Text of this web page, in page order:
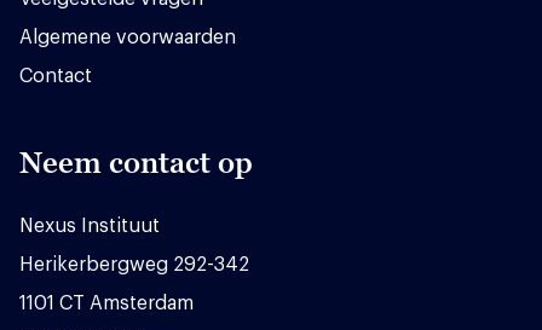
Algemene voorwaarden
Contact
Neem contact op
Nexus Instituut
Herikerbergweg 292-342
1101 CT Amsterdam